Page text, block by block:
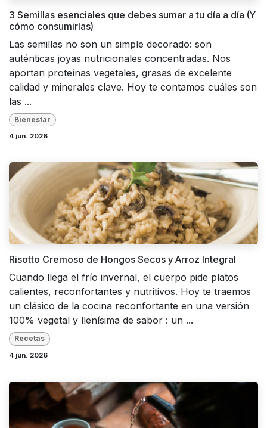
3 Semillas esenciales que debes sumar a tu día a día (Y
cómo consumirlas)
Las semillas no son un simple decorado: son
auténticas joyas nutricionales concentradas. Nos
aportan proteínas vegetales, grasas de excelente
calidad y minerales clave. Hoy te contamos cuáles son
las ...
Bienestar
4 jun. 2026
Risotto Cremoso de Hongos Secos y Arroz Integral
Cuando llega el frío invernal, el cuerpo pide platos
calientes, reconfortantes y nutritivos. Hoy te traemos
un clásico de la cocina reconfortante en una versión
100% vegetal y llenísima de sabor : un ...
Recetas
4 jun. 2026